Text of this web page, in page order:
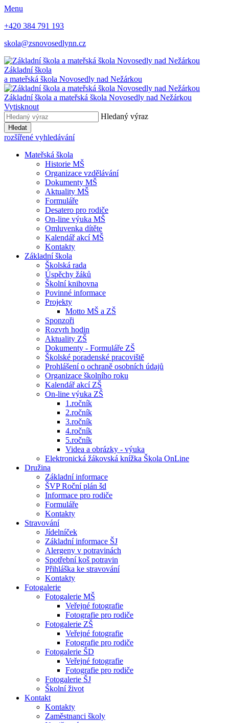
Menu
+420 384 791 193
skola@zsnovosedlynn.cz
Základní škola
a mateřská škola Novosedly nad Nežárkou
Základní škola a mateřská škola Novosedly nad Nežárkou
Vytisknout
Hledaný výraz
Hledat
rozšířené vyhledávání
Mateřská škola
Historie MŠ
Organizace vzdělávání
Dokumenty MŠ
Aktuality MŠ
Formuláře
Desatero pro rodiče
On-line výuka MŠ
Omluvenka dítěte
Kalendář akcí MŠ
Kontakty
Základní škola
Školská rada
Úspěchy žáků
Školní knihovna
Povinné informace
Projekty
Motto MŠ a ZŠ
Sponzoři
Rozvrh hodin
Aktuality ZŠ
Dokumenty - Formuláře ZŠ
Školské poradenské pracoviště
Prohlášení o ochraně osobních údajů
Organizace školního roku
Kalendář akcí ZŠ
On-line výuka ZŠ
1.ročník
2.ročník
3.ročník
4.ročník
5.ročník
Videa a obrázky - výuka
Elektronická žákovská knížka Škola OnLine
Družina
Základní informace
ŠVP Roční plán šd
Informace pro rodiče
Formuláře
Kontakty
Stravování
Jídelníček
Základní informace ŠJ
Alergeny v potravinách
Spotřební koš potravin
Přihláška ke stravování
Kontakty
Fotogalerie
Fotogalerie MŠ
Veřejné fotografie
Fotografie pro rodiče
Fotogalerie ZŠ
Veřejné fotografie
Fotografie pro rodiče
Fotogalerie ŠD
Veřejné fotografie
Fotografie pro rodiče
Fotogalerie ŠJ
Školní život
Kontakt
Kontakty
Zaměstnanci školy